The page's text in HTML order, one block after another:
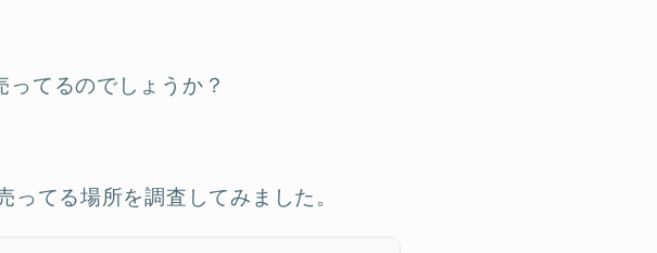
てるのでしょうか？
ってる場所を調査してみました。